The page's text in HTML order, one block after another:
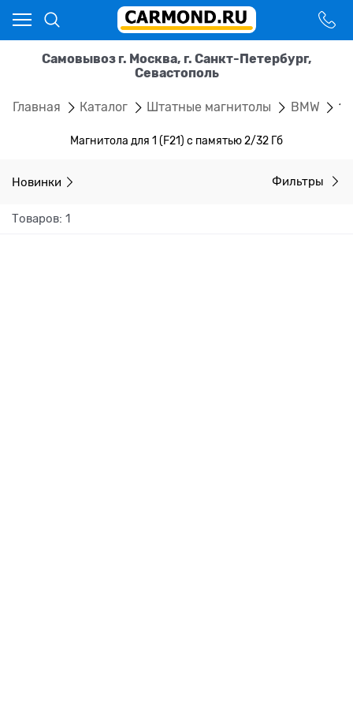
Самовывоз г. Москва, г. Санкт-Петербург,
Севастополь
Главная Каталог Штатные магнитолы BMW 1
Магнитола для 1 (F21) с памятью 2/32 Гб
Новинки Фильтры
Товаров: 1